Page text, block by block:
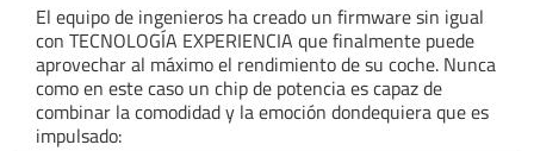
El equipo de ingenieros ha creado un firmware sin igual
con TECNOLOGÍA EXPERIENCIA que finalmente puede
aprovechar al máximo el rendimiento de su coche. Nunca
como en este caso un chip de potencia es capaz de
combinar la comodidad y la emoción dondequiera que es
impulsado: